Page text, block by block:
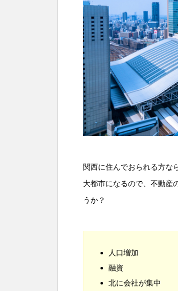
関西に住んでおられる方な
大都市になるので、不動産
うか？
人口増加
融資
北に会社が集中